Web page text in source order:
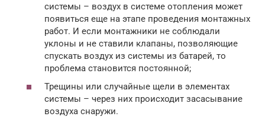
системы – воздух в системе отопления может
появиться еще на этапе проведения монтажных
работ. И если монтажники не соблюдали
уклоны и не ставили клапаны, позволяющие
спускать воздух из системы из батарей, то
проблема становится постоянной;
Трещины или случайные щели в элементах
системы – через них происходит засасывание
воздуха снаружи.